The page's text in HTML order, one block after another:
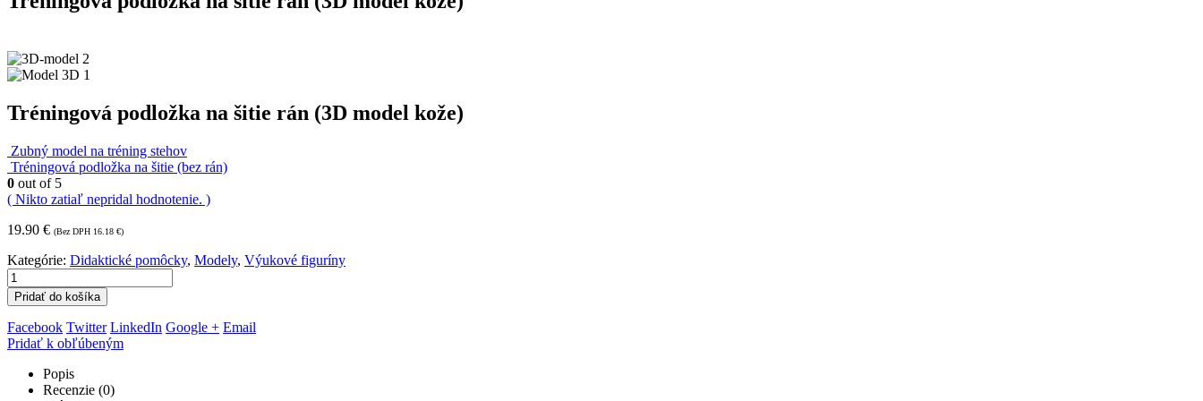
Tréningová podložka na šitie rán (3D model kože)
Zubný model na tréning stehov
Tréningová podložka na šitie (bez rán)
0 out of 5
( Nikto zatiaľ nepridal hodnotenie. )
19.90 € (Bez DPH 16.18 €)
Kategórie: Didaktické pomôcky, Modely, Výukové figuríny
Pridať do košíka
Facebook Twitter LinkedIn Google + Email
Pridať k obľúbeným
Popis
Recenzie (0)